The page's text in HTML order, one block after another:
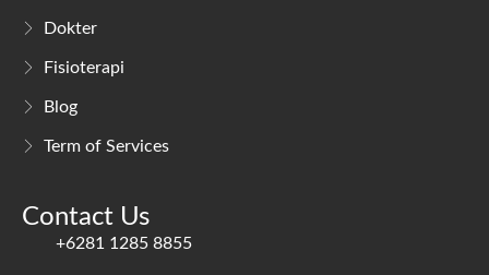
Dokter
Fisioterapi
Blog
Term of Services
Contact Us
+6281 1285 8855